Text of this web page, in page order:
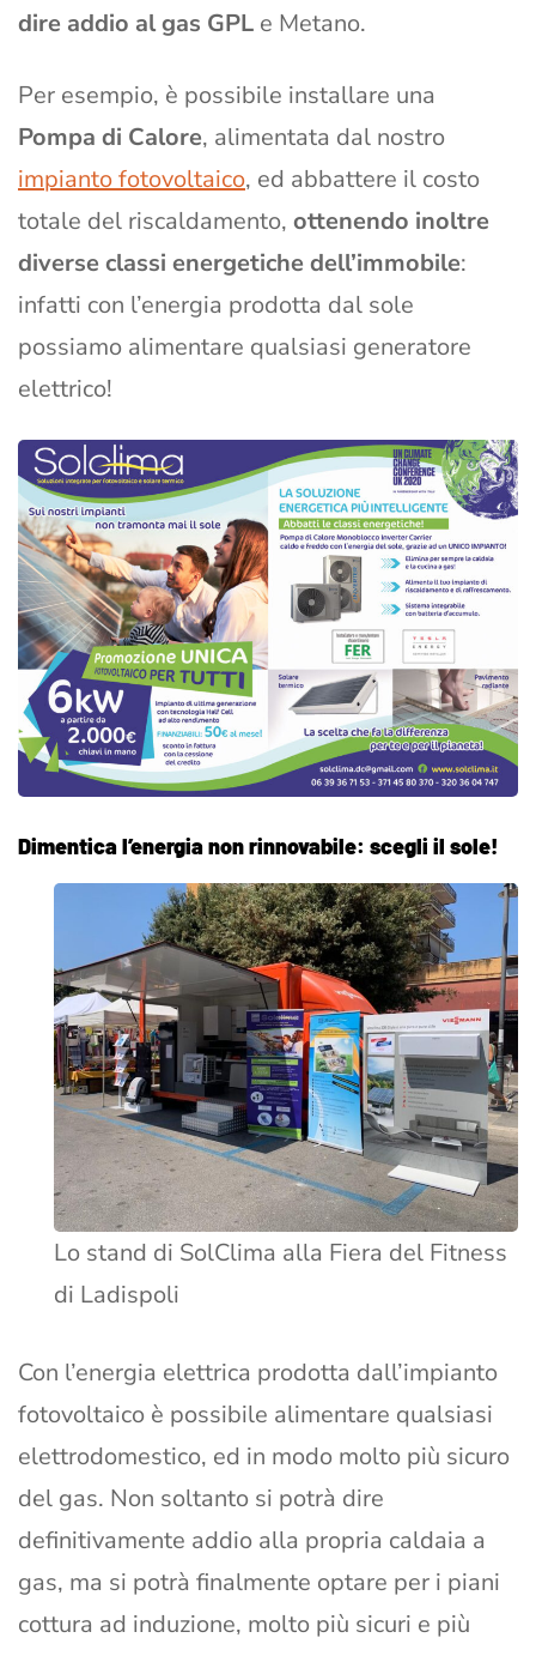
dire addio al gas GPL e Metano.
Per esempio, è possibile installare una
Pompa di Calore, alimentata dal nostro
impianto fotovoltaico, ed abbattere il costo
totale del riscaldamento, ottenendo inoltre
diverse classi energetiche dell’immobile:
infatti con l’energia prodotta dal sole
possiamo alimentare qualsiasi generatore
elettrico!
Dimentica l’energia non rinnovabile: scegli il sole!
Lo stand di SolClima alla Fiera del Fitness
di Ladispoli
Con l’energia elettrica prodotta dall’impianto
fotovoltaico è possibile alimentare qualsiasi
elettrodomestico, ed in modo molto più sicuro
del gas. Non soltanto si potrà dire
definitivamente addio alla propria caldaia a
gas, ma si potrà finalmente optare per i piani
cottura ad induzione, molto più sicuri e più